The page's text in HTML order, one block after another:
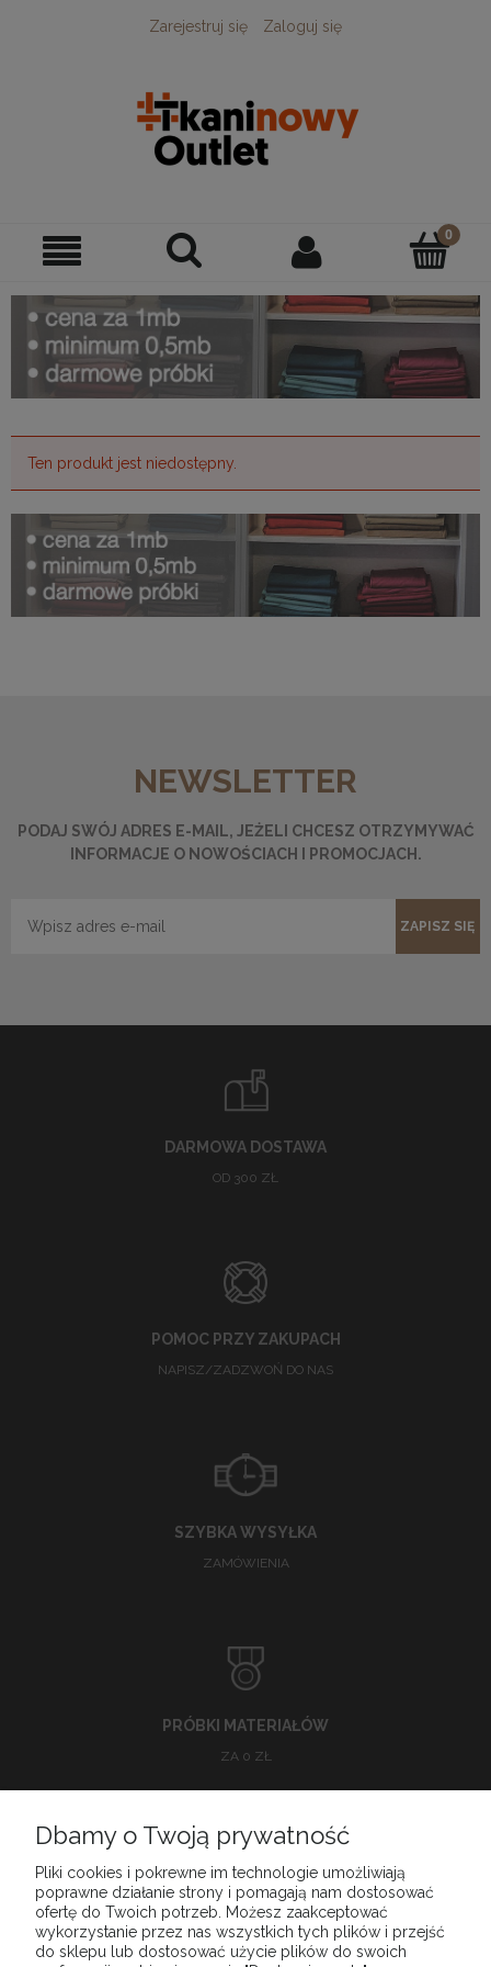
Zarejestruj się Zaloguj się
Ten produkt jest niedostępny.
NEWSLETTER
PODAJ SWÓJ ADRES E-MAIL, JEŻELI CHCESZ OTRZYMYWAĆ
INFORMACJE O NOWOŚCIACH I PROMOCJACH.
ZAPISZ SIĘ
DARMOWA DOSTAWA
OD 300 ZŁ
POMOC PRZY ZAKUPACH
NAPISZ/ZADZWOŃ DO NAS
SZYBKA WYSYŁKA
ZAMÓWIENIA
PRÓBKI MATERIAŁÓW
ZA 0 ZŁ
O NAS
POMOC
Dbamy o Twoją prywatność
Pliki cookies i pokrewne im technologie umożliwiają
poprawne działanie strony i pomagają nam dostosować
ofertę do Twoich potrzeb. Możesz zaakceptować
wykorzystanie przez nas wszystkich tych plików i przejść
do sklepu lub dostosować użycie plików do swoich